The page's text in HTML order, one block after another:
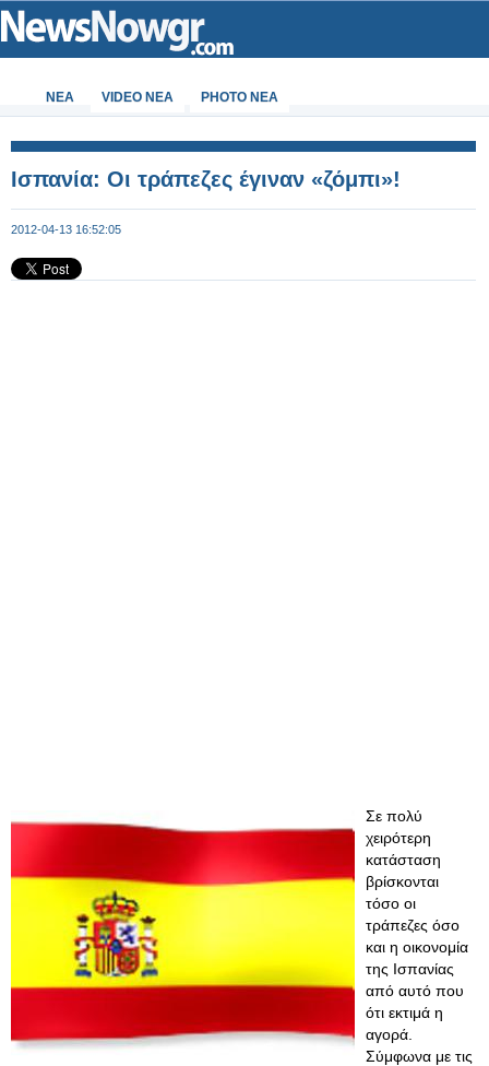
ΝΕΑ VIDEO NEA PHOTO NEA
Ισπανία: Οι τράπεζες έγιναν «ζόμπι»!
2012-04-13 16:52:05
Σε πολύ
χειρότερη
κατάσταση
βρίσκονται
τόσο οι
τράπεζες όσο
και η οικονομία
της Ισπανίας
από αυτό που
ότι εκτιμά η
αγορά.
Σύμφωνα με τις